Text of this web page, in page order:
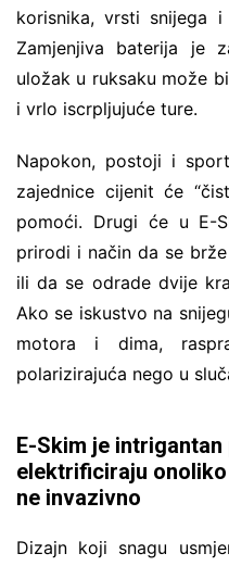
korisnika, vrsti snijega
Zamjenjiva baterija je
uložak u ruksaku može
i vrlo iscrpljujuće ture.
Napokon, postoji i
zajednice cijenit će
pomoći. Drugi će u E-
prirodi i način da se
ili da se odrade dvije
Ako se iskustvo na
motora i dima,
polarizirajuća nego u
E-Skim je
elektrificiraju
ne invazivno
Dizajn koji snagu